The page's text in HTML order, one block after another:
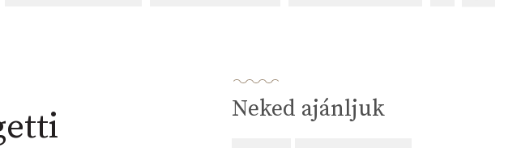
Neked ajánljuk